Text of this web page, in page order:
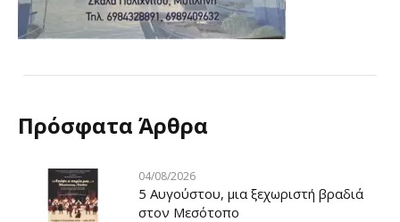
Πρόσφατα Άρθρα
04/08/2026
5 Αυγούστου, μια ξεχωριστή βραδιά
στον Μεσότοπο